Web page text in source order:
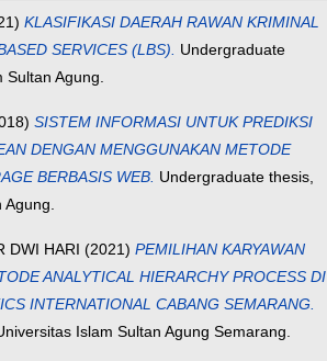
KLASIFIKASI DAERAH RAWAN KRIMINAL
SERVICES (LBS). Undergraduate
Sultan Agung.
SISTEM INFORMASI UNTUK PREDIKSI
DENGAN MENGGUNAKAN METODE
BERBASIS WEB. Undergraduate thesis,
Agung.
DWI HARI (2021) PEMILIHAN KARYAWAN
ANALYTICAL HIERARCHY PROCESS DI
INTERNATIONAL CABANG SEMARANG.
Islam Sultan Agung Semarang.